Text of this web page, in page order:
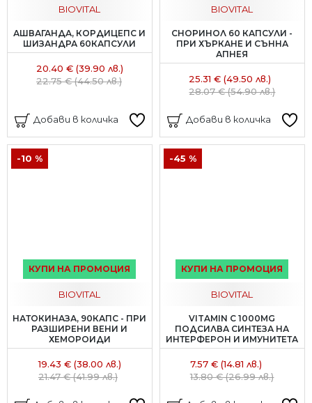
BIOVITAL
АШВАГАНДА, КОРДИЦЕПС И
ШИЗАНДРА 60КАПСУЛИ
20.40 € (39.90 лв.)
22.75 € (44.50 лв.)
Добави в количка
BIOVITAL
СНОРИНОЛ 60 КАПСУЛИ -
ПРИ ХЪРКАНЕ И СЪННА
АПНЕЯ
25.31 € (49.50 лв.)
28.07 € (54.90 лв.)
Добави в количка
КУПИ НА ПРОМОЦИЯ
-10 %
BIOVITAL
НАТОКИНАЗА, 90КАПС - ПРИ
РАЗШИРЕНИ ВЕНИ И
ХЕМОРОИДИ
19.43 € (38.00 лв.)
21.47 € (41.99 лв.)
КУПИ НА ПРОМОЦИЯ
-45 %
BIOVITAL
VITAMIN C 1000MG
ПОДСИЛВА СИНТЕЗА НА
ИНТЕРФЕРОН И ИМУНИТЕТА
7.57 € (14.81 лв.)
13.80 € (26.99 лв.)